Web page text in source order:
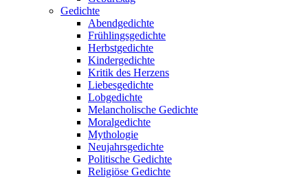
Gedichte
Abendgedichte
Frühlingsgedichte
Herbstgedichte
Kindergedichte
Kritik des Herzens
Liebesgedichte
Lobgedichte
Melancholische Gedichte
Moralgedichte
Mythologie
Neujahrsgedichte
Politische Gedichte
Religiöse Gedichte